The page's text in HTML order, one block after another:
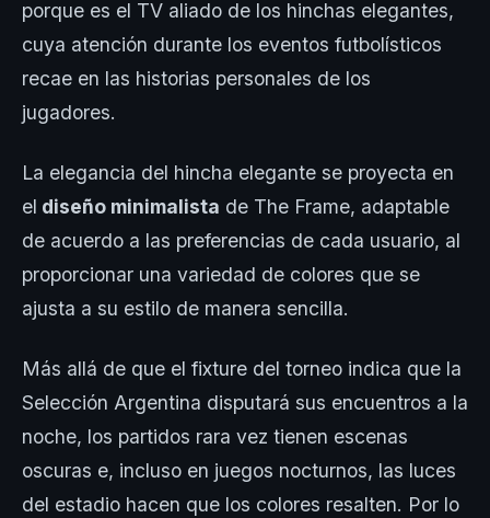
porque es el TV aliado de los hinchas elegantes,
cuya atención durante los eventos futbolísticos
recae en las historias personales de los
jugadores.
La elegancia del hincha elegante se proyecta en
el diseño minimalista de The Frame, adaptable
de acuerdo a las preferencias de cada usuario, al
proporcionar una variedad de colores que se
ajusta a su estilo de manera sencilla.
Más allá de que el fixture del torneo indica que la
Selección Argentina disputará sus encuentros a la
noche, los partidos rara vez tienen escenas
oscuras e, incluso en juegos nocturnos, las luces
del estadio hacen que los colores resalten. Por lo